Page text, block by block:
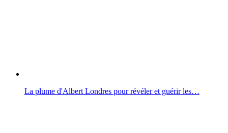
La plume d'Albert Londres pour révéler et guérir les…